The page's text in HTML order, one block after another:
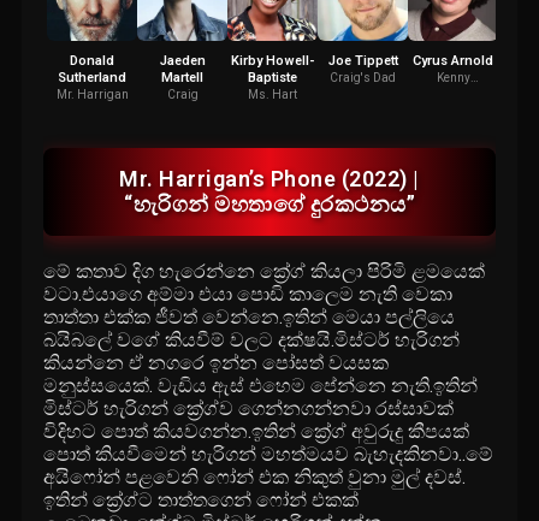
Donald
Sutherland
Mr. Harrigan
Jaeden
Martell
Craig
Kirby Howell-
Baptiste
Ms. Hart
Joe Tippett
Craig's Dad
Cyrus Arnold
Kenny
Mr. Harrigan’s Phone (2022) |
“හැරිගන් මහතාගේ දුරකථනය”
මේ කතාව දිග හැරෙන්නෙ ක්‍රේග් කියලා පිරිමි ළමයෙක්
වටා.එයාගෙ අම්මා එයා පොඩි කාලෙම නැති වෙකා
තාත්තා එක්ක ජීවත් වෙන්නෙ.ඉතින් මෙයා පල්ලියෙ
බයිබලේ වගේ කියවීම් වලට දක්ෂයි.මිස්ටර් හැරිගන්
කියන්නෙ ඒ නගරෙ ඉන්න පෝසත් වයසක
මනුස්සයෙක්. වැඩිය ඇස් එහෙම පේන්නෙ නැති.ඉතින්
මිස්ටර් හැරිගන් ක්‍රේග්ව ගෙන්නගන්නවා රස්සාවක්
විදිහට පොත් කියවගන්න.ඉතින් ක්‍රේග් අවුරුදු කීපයක්
පොත් කියවීමෙන් හැරිගන් මහත්මයව බැහැදකිනවා..මේ
අයිෆෝන් පළවෙනි ෆෝන් එක නිකුත් වුනා මුල් දවස්.
ඉතින් ක්‍රේග්ට තාත්තගෙන් ෆෝන් එකක්